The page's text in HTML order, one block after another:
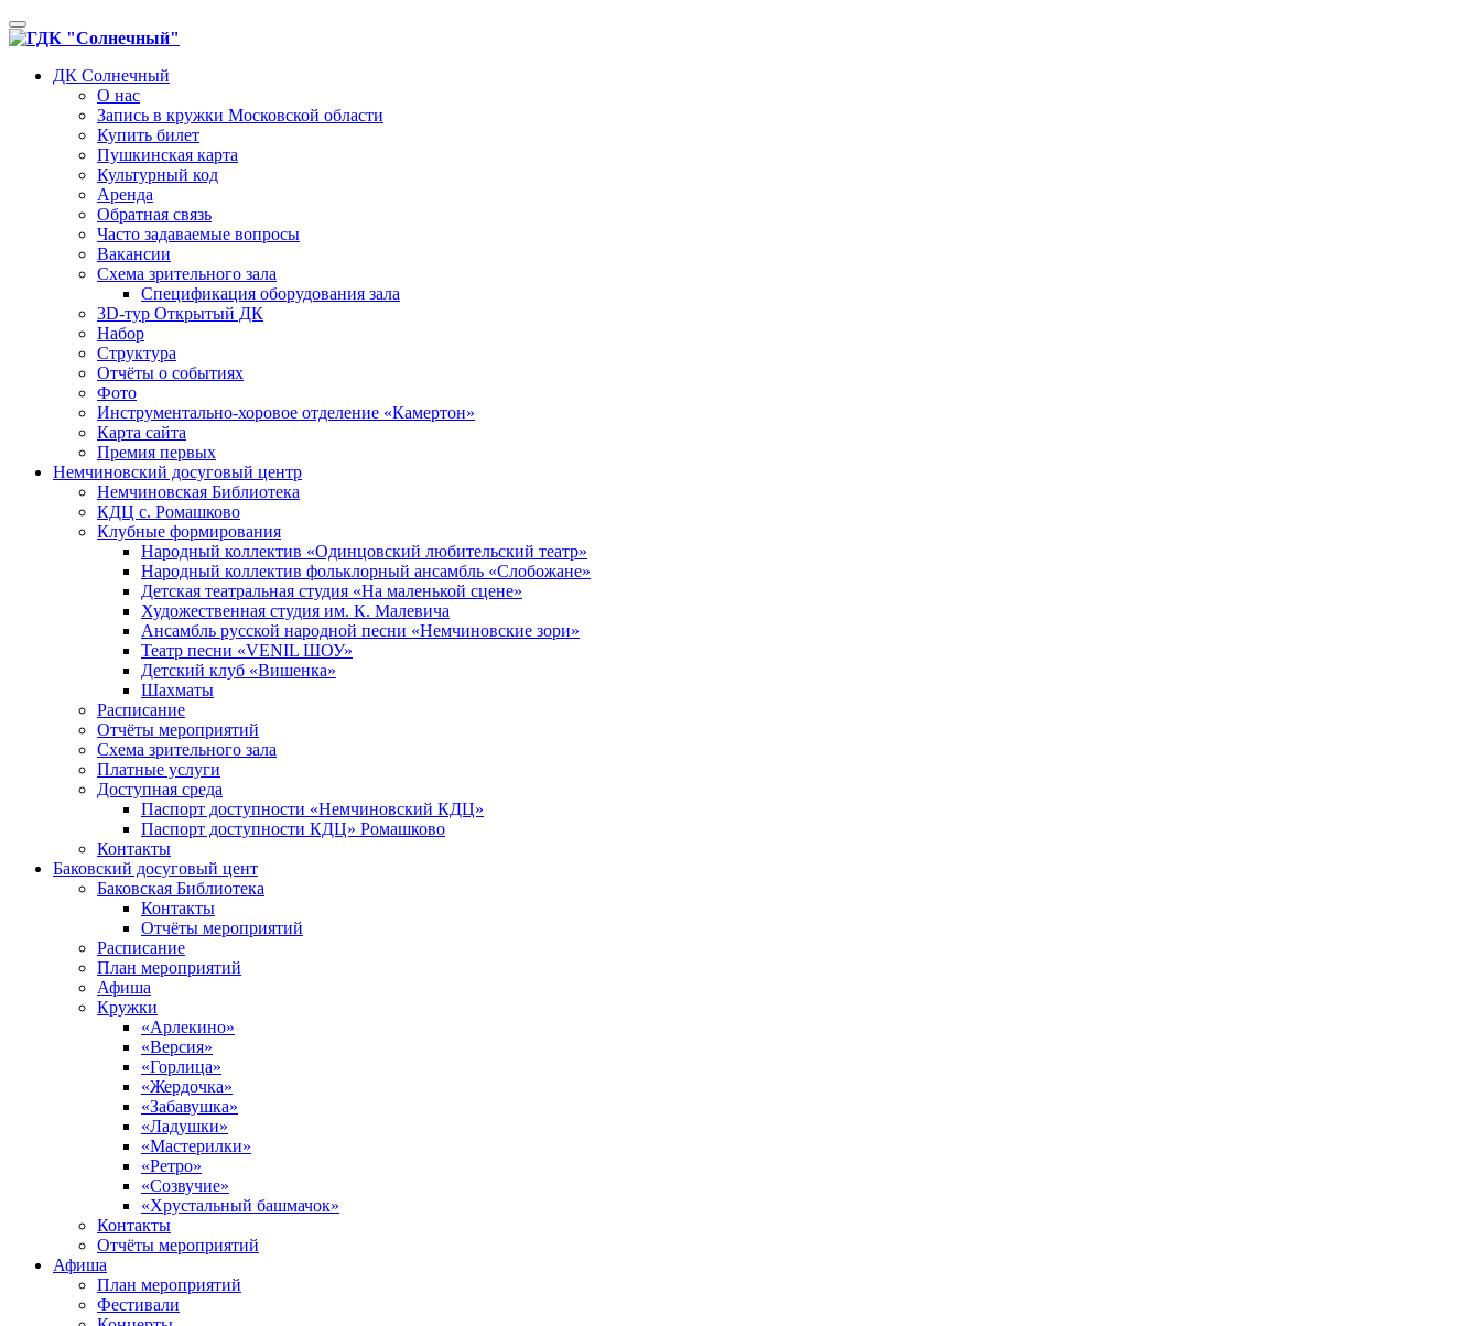
Toggle
navigation
ДК Солнечный
О нас
Запись в кружки Московской области
Купить билет
Пушкинская карта
Культурный код
Аренда
Обратная связь
Часто задаваемые вопросы
Вакансии
Схема зрительного зала
Спецификация оборудования зала
3D-тур Открытый ДК
Набор
Структура
Отчёты о событиях
Фото
Инструментально-хоровое отделение «Камертон»
Карта сайта
Премия первых
Немчиновский досуговый центр
Немчиновская Библиотека
КДЦ с. Ромашково
Клубные формирования
Народный коллектив «Одинцовский любительский театр»
Народный коллектив фольклорный ансамбль «Слобожане»
Детская театральная студия «На маленькой сцене»
Художественная студия им. К. Малевича
Ансамбль русской народной песни «Немчиновские зори»
Театр песни «VENIL ШОУ»
Детский клуб «Вишенка»
Шахматы
Расписание
Отчёты мероприятий
Схема зрительного зала
Платные услуги
Доступная среда
Паспорт доступности «Немчиновский КДЦ»
Паспорт доступности КДЦ» Ромашково
Контакты
Баковский досуговый цент
Баковская Библиотека
Контакты
Отчёты мероприятий
Расписание
План мероприятий
Афиша
Кружки
«Арлекино»
«Версия»
«Горлица»
«Жердочка»
«Забавушка»
«Ладушки»
«Мастерилки»
«Ретро»
«Созвучие»
«Хрустальный башмачок»
Контакты
Отчёты мероприятий
Афиша
План мероприятий
Фестивали